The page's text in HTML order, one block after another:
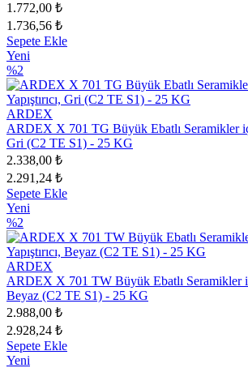
1.772,00 ₺
1.736,56 ₺
Sepete Ekle
Yeni
%2
ARDEX
ARDEX X 701 TG Büyük Ebatlı Seramikler
Gri (C2 TE S1) - 25 KG
2.338,00 ₺
2.291,24 ₺
Sepete Ekle
Yeni
%2
ARDEX
ARDEX X 701 TW Büyük Ebatlı Seramikler
Beyaz (C2 TE S1) - 25 KG
2.988,00 ₺
2.928,24 ₺
Sepete Ekle
Yeni